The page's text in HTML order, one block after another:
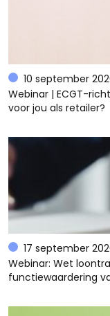
10 september
Webinar | ECGT-
voor jou als retailer?
17 september
Webinar: Wet
functiewaardering